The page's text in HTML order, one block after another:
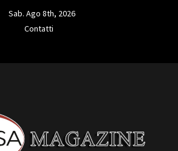
Sab. Ago 8th, 2026
Contatti